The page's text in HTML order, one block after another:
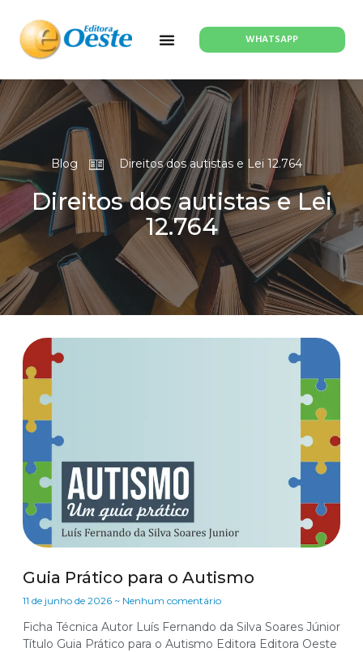
WHATSAPP
Blog Direitos dos autistas e Lei 12.764
Direitos dos autistas e Lei
12.764
Guia Prático para o Autismo
11 de junho de 2026 Nenhum comentário
Ficha Técnica Autor Luís Fernando da Silva Soares Júnior
Título Guia Prático para o Autismo Editora Editora Oeste